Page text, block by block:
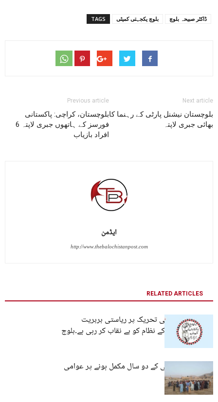
TAGS بلوچ یکجہتی کمیٹی ڈاکٹر صبیحہ بلوچ
Previous article
بلوچستان، کراچی: پاکستانی
فورسز کے ہاتھوں جبری لاپتہ 6
افراد بازیاب
Next article
بلوچستان نیشنل پارٹی کے رہنما کا
بھائی جبری لاپتہ
ایڈمن
http://www.thebalochistanpost.com
RELATED ARTICLES
کشمیر میں عوامی تحریک پر ریاستی بربریت
پاکستان کے جبر کے نظام کو بے نقاب کر رہی ہے۔بلوچ
یکجہتی کمیٹی
کوئٹہ: راجی مُچی کے دو سال مکمل ہونے پر عوامی
آگاہی مہم